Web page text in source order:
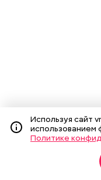
Используя сайт
использованием
Политике